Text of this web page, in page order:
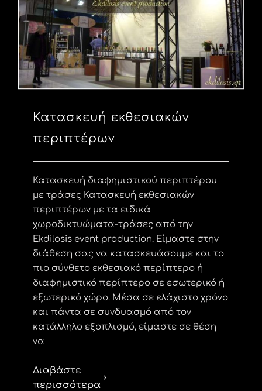
Κατασκευή εκθεσιακών
περιπτέρων
Κατασκευή διαφημιστικού περιπτέρου
με τράσες Κατασκευή εκθεσιακών
περιπτέρων με τα ειδικά
χωροδικτυώματα-τράσες από την
Ekdilosis event production. Είμαστε στην
διάθεση σας να κατασκευάσουμε και το
πιο σύνθετο εκθεσιακό περίπτερο ή
διαφημιστικό περίπτερο σε εσωτερικό ή
εξωτερικό χώρο. Μέσα σε ελάχιστο χρόνο
και πάντα σε συνδυασμό από τον
κατάλληλο εξοπλισμό, είμαστε σε θέση
να
Διαβάστε
περισσότερα